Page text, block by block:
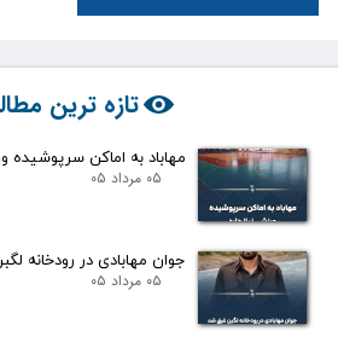
تازه ترین
مهاباد به اماکن سرپوشیده
۰۵ مرداد ۰۵
جوان مهابادی در رودخانه
۰۵ مرداد ۰۵